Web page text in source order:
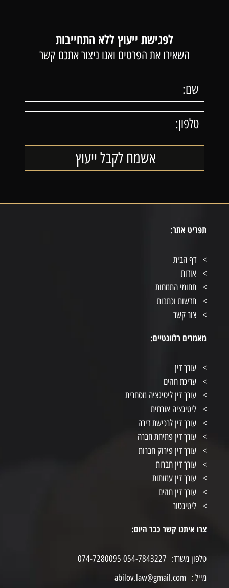
לפגישת ייעוץ ללא התחייבות
השאירו את הפרטים ואנו ניצור אתכם קשר
תפריט אתר:
דף הבית
אודות
תחומי התמחות
חדשות וכתבות
צור קשר
מאמרים רלוונטיים:
עורך דין
עריכת חוזים
עורך דין ליטיגציה מסחרית
ליטיגציה אזרחית
עורך דין לרכישת דירה
עורך דין פתיחת חברה
עורך דין פירוק חברות
עורך דין חברות
עורך דין עמותות
עורך דין חוזים
ליטיגטור
צרו איתנו קשר כבר היום:
טלפון משרד: 054-7843227 074-7280095
מייל : abilov.law@gmail.com